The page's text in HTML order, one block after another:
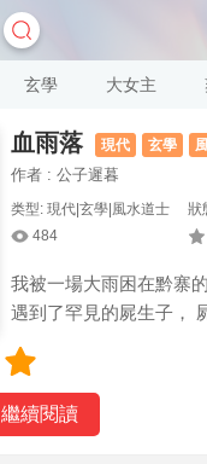
玄學 大女主
血雨落 現代 玄學
作者 : 公子遲暮
类型: 現代|玄學|風水道士
狀
484
我被一場大雨困在黔寨
遇到了罕見的屍生子，
繼續閱讀